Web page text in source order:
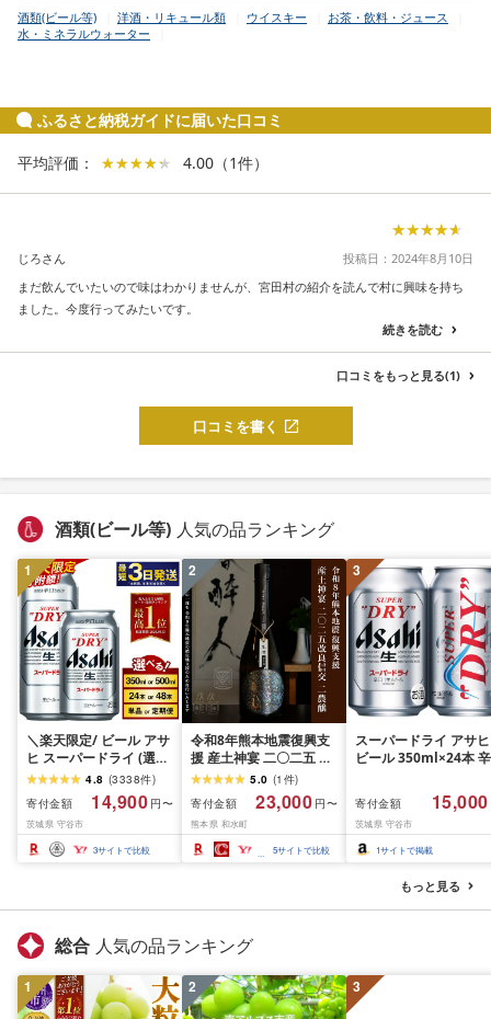
酒類(ビール等) 洋酒・リキュール類 ウイスキー
お茶・飲料・ジュース
水・ミネラルウォーター
ふるさと納税ガイドに届いた口コミ
平均評価： ★★★★★
★★★★★ 4.00 （1件）
★★★★★
★★★★★
じろさん
投稿日：2024年8月10日
まだ飲んでいたいので味はわかりませんが、宮田村の紹介を読んで村に興味を持ち
ました。今度行ってみたいです。
続きを読む
口コミをもっと見る(1)
口コミを書く
酒類(ビール等) 人気の品ランキング
1
＼楽天限定/ ビール アサ
ヒ スーパードライ (選べ
る 350ml 500ml / 24本
48本 / 単品 2ヶ月〜12ヶ
月定期便 12ヶ月定期便)
楽天フェスタ 期間限定|
最短3日発送 アサヒビー
ル お酒 アルコール
谷市 高評価★4.67
4.8 (3338件)
寄付金額
14,900 円〜
茨城県 守谷市
3サイトで比較
2
令和8年熊本地震復興支
援 産土神宴 二〇二五 改
良信交 | 二農醸 1本 | 熊
本県 和水町 くまもと な
ごみまち なごみ 産土 米
お酒 酒 地酒 花の香酒造
5.0 (1 件)
寄付金額
23,000 円〜
熊本県 和水町
5サイトで比較
3
スーパードライ アサヒ
ビール 350ml×24本 辛
寄付金額 15,000
茨城県 守谷市
1サイトで掲載
もっと見る
総合 人気の品ランキング
1 2 3